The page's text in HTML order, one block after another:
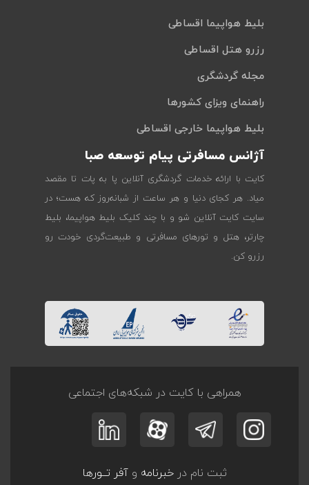
بلیط هواپیما اقساطی
رزرو هتل اقساطی
مجله گردشگری
راهنمای ویزای کشورها
بلیط هواپیما خارجی اقساطی
آژانس مسافرتی پیام توسعه صبا
کایت با ارائه خدمات گردشگری آنلاین پا به پات تا مقصد
میاد. هر کجای دنیا و هر ساعت از شبانه‌روز که هست؛ در
سایت کایت آنلاین شو و با چند کلیک بلیط هواپیما، بلیط
چارتر، هتل و تورهای مسافرتی و طبیعت‌گردی خودت رو
رزرو کن.
همراهی با کایت در شبکه‌های اجتماعی
ثبت نام درخبرنامه وآفر تــورها